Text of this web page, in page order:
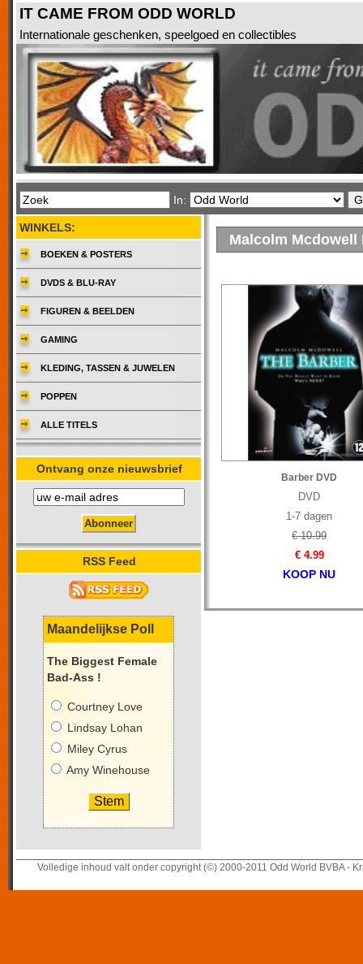
IT CAME FROM ODD WORLD
Internationale geschenken, speelgoed en collectibles
In:
Malcolm Mcdowell
Barber DVD
DVD
1-7 dagen
€ 10.99
€ 4.99
KOOP NU
WINKELS:
BOEKEN & POSTERS
DVDS & BLU-RAY
FIGUREN & BEELDEN
GAMING
KLEDING, TASSEN & JUWELEN
POPPEN
ALLE TITELS
Ontvang onze nieuwsbrief
RSS Feed
Maandelijkse Poll
The Biggest Female
Bad-Ass !
Courtney Love
Lindsay Lohan
Miley Cyrus
Amy Winehouse
Volledige inhoud valt onder copyright (©) 2000-2011 Odd World BVBA -